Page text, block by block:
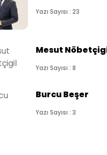
Yazı Sayısı : 23
Mesut
Yazı Sayısı : 8
Burcu Beşer
Yazı Sayısı : 3